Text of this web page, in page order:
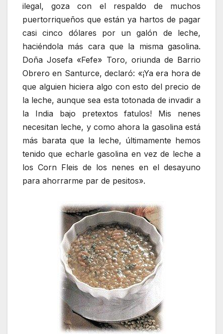
ilegal, goza con el respaldo de muchos
puertorriqueños que están ya hartos de pagar
casi cinco dólares por un galón de leche,
haciéndola más cara que la misma gasolina.
Doña Josefa «Fefe» Toro, oriunda de Barrio
Obrero en Santurce, declaró: «¡Ya era hora de
que alguien hiciera algo con esto del precio de
la leche, aunque sea esta totonada de invadir a
la India bajo pretextos fatulos! Mis nenes
necesitan leche, y como ahora la gasolina está
más barata que la leche, últimamente hemos
tenido que echarle gasolina en vez de leche a
los Corn Fleis de los nenes en el desayuno
para ahorrarme par de pesitos».